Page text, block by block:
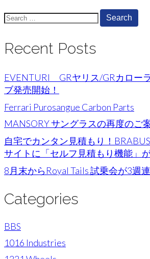
Search
for:
Recent Posts
EVENTURI GRヤリス/GRカロー
ブ発売開始！
Ferrari Purosangue Carbon Parts
MANSORY サングラスの再度のご
自宅でカンタン見積もり！
サイトに「セルフ見積もり機能」
8月末からRoyal Tails 試乗会が3週
Categories
BBS
1016 Industries